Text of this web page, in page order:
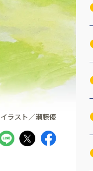
イラスト／瀬藤優